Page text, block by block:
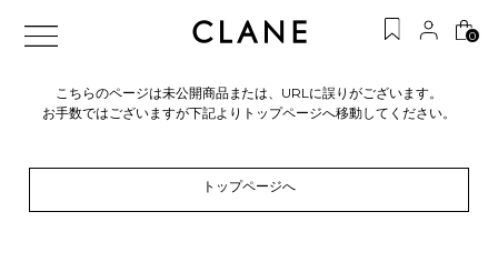
0
こちらのページは未公開商品または、URLに誤りがございます。
お手数ではございますが下記よりトップページへ移動してください。
トップページへ